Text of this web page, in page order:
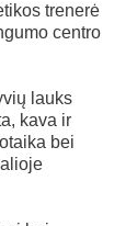
trenerė
centro
lauks
kava ir
bei